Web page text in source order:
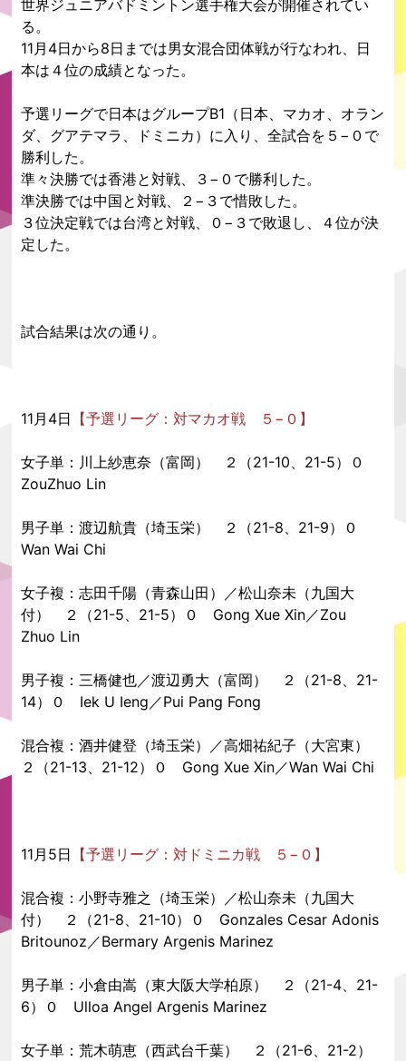
世界ジュニアバドミントン選手権大会が開催されてい
る。
11月4日から8日までは男女混合団体戦が行なわれ、日
本は４位の成績となった。
予選リーグで日本はグループB1（日本、マカオ、オラン
ダ、グアテマラ、ドミニカ）に入り、全試合を５−０で
勝利した。
準々決勝では香港と対戦、３−０で勝利した。
準決勝では中国と対戦、２−３で惜敗した。
３位決定戦では台湾と対戦、０−３で敗退し、４位が決
定した。
試合結果は次の通り。
11月4日 【予選リーグ：対マカオ戦 ５−０】
女子単：川上紗恵奈（富岡） ２（21-10、21-5）０
ZouZhuo Lin
男子単：渡辺航貴（埼玉栄） ２（21-8、21-9）０
Wan Wai Chi
女子複：志田千陽（青森山田）／松山奈未（九国大
付） ２（21-5、21-5）０ Gong Xue Xin／Zou
Zhuo Lin
男子複：三橋健也／渡辺勇大（富岡） ２（21-8、21-
14）０ Iek U Ieng／Pui Pang Fong
混合複：酒井健登（埼玉栄）／高畑祐紀子（大宮東）
２（21-13、21-12）０ Gong Xue Xin／Wan Wai Chi
11月5日 【予選リーグ：対ドミニカ戦 ５−０】
混合複：小野寺雅之（埼玉栄）／松山奈未（九国大
付） ２（21-8、21-10）０ Gonzales Cesar Adonis
Britounoz／Bermary Argenis Marinez
男子単：小倉由嵩（東大阪大学柏原） ２（21-4、21-
6）０ Ulloa Angel Argenis Marinez
女子単：荒木萌恵（西武台千葉） ２（21-6、21-2）